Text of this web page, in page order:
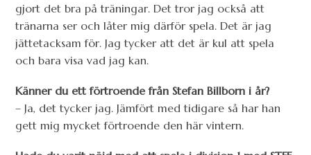
gjort det bra på träningar. Det tror jag också att
tränarna ser och låter mig därför spela. Det är jag
jättetacksam för. Jag tycker att det är kul att spela
och bara visa vad jag kan.
Känner du ett förtroende från Stefan Billborn i år?
– Ja, det tycker jag. Jämfört med tidigare så har han
gett mig mycket förtroende den här vintern.